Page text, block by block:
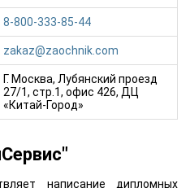
8-800-333-85-44
zakaz@zaochnik.com
Г. Москва, Лубянский проезд
27/1, стр.1, офис 426, ДЦ
«Китай-Город»
написание дипломных